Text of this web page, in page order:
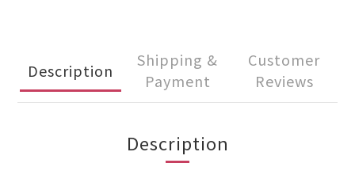
Description
Shipping &
Payment
Customer
Reviews
Description